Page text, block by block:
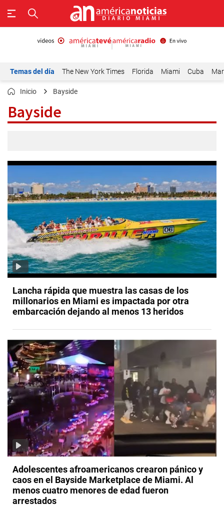
Temas del día The New York Times Florida Miami Cuba
Inicio Bayside
Bayside
Lancha rápida que muestra las casas de los
millonarios en Miami es impactada por otra
embarcación dejando al menos 13 heridos
Adolescentes afroamericanos crearon pánico y
caos en el Bayside Marketplace de Miami. Al
menos cuatro menores de edad fueron
arrestados